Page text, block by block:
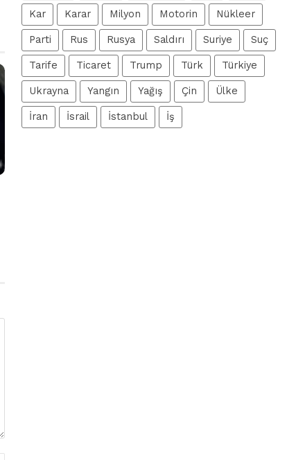
Kar Karar Milyon Motorin Nükleer
Parti Rus Rusya Saldırı Suriye Suç
Tarife Ticaret Trump Türk Türkiye
Ukrayna Yangın Yağış Çin Ülke
İran İsrail İstanbul İş